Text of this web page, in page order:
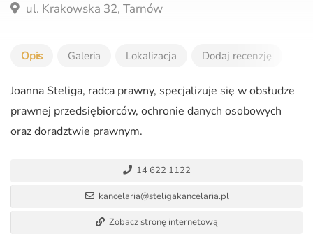
ul. Krakowska 32, Tarnów
Opis Galeria Lokalizacja Dodaj recenzję
Joanna Steliga, radca prawny, specjalizuje się w obsłudze
prawnej przedsiębiorców, ochronie danych osobowych
oraz doradztwie prawnym.
14 622 1122
kancelaria@steligakancelaria.pl
Zobacz stronę internetową